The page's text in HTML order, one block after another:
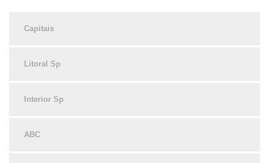
Capitais
Litoral Sp
Interior Sp
ABC